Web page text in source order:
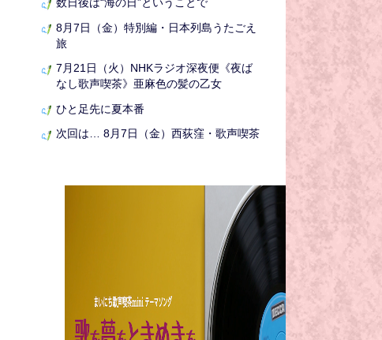
数日後は“海の日”ということで
8月7日（金）特別編・日本列島うたごえ
旅
7月21日（火）NHKラジオ深夜便《夜ば
なし歌声喫茶》亜麻色の髪の乙女
ひと足先に夏本番
次回は… 8月7日（金）西荻窪・歌声喫茶